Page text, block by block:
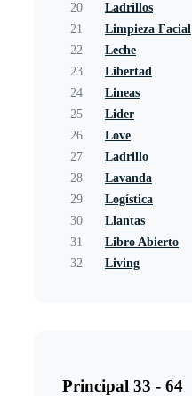
20
Ladrillos
21
Limpieza Facial
22
Leche
23
Libertad
24
Lineas
25
Lider
26
Love
27
Ladrillo
28
Lavanda
29
Logística
30
Llantas
31
Libro Abierto
32
Living
Principal 33 - 64